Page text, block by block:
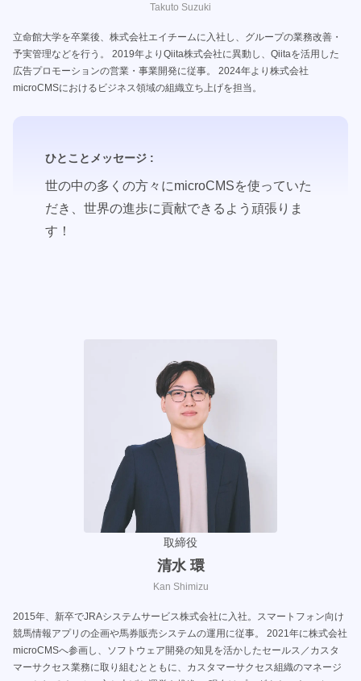
Takuto Suzuki
立命館大学を卒業後、株式会社エイチームに入社し、グループの業務改善・
予実管理などを行う。 2019年よりQiita株式会社に異動し、Qiitaを活用した
広告プロモーションの営業・事業開発に従事。 2024年より株式会社
microCMSにおけるビジネス領域の組織立ち上げを担当。
ひとことメッセージ :
世の中の多くの方々にmicroCMSを使っていた
だき、世界の進歩に貢献できるよう頑張りま
す！
取締役
清水 環
Kan Shimizu
2015年、新卒でJRAシステムサービス株式会社に入社。スマートフォン向け
競馬情報アプリの企画や馬券販売システムの運用に従事。 2021年に株式会社
microCMSへ参画し、ソフトウェア開発の知見を活かしたセールス／カスタ
マーサクセス業務に取り組むとともに、カスタマーサクセス組織のマネージ